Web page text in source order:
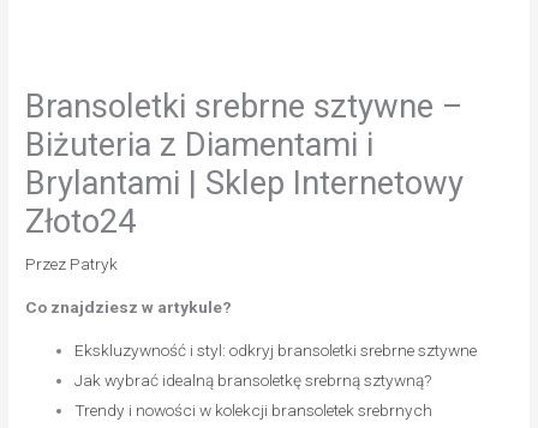
Bransoletki srebrne sztywne –
Biżuteria z Diamentami i
Brylantami | Sklep Internetowy
Złoto24
Przez Patryk
Co znajdziesz w artykule?
Ekskluzywność i styl: odkryj bransoletki srebrne sztywne
Jak wybrać idealną bransoletkę srebrną sztywną?
Trendy i nowości w kolekcji bransoletek srebrnych